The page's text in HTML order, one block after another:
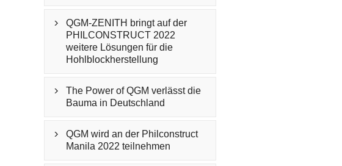

QGM-ZENITH bringt auf der
PHILCONSTRUCT 2022
weitere Lösungen für die
Hohlblockherstellung

The Power of QGM verlässt die
Bauma in Deutschland

QGM wird an der Philconstruct
Manila 2022 teilnehmen